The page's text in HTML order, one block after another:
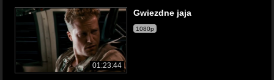
01:23:44
Gwiezdne jaja
1080p